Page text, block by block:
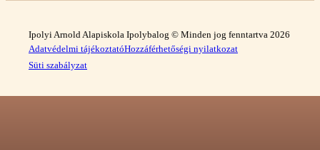
Ipolyi Arnold Alapiskola Ipolybalog © Minden jog fenntartva 2026
Adatvédelmi tájékoztatóHozzáférhetőségi nyilatkozat
Süti szabályzat